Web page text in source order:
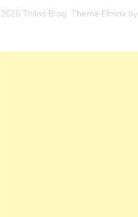
Thilos Blog. Theme Elmax by